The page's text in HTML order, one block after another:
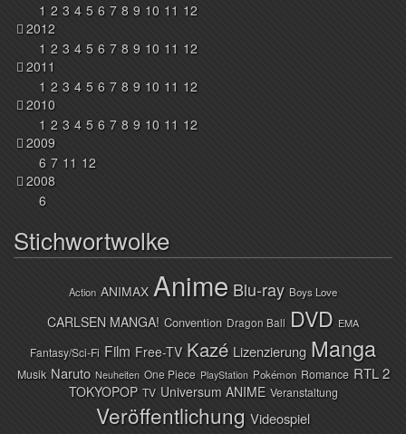
1 2 3 4 5 6 7 8 9 10 11 12
2012
1 2 3 4 5 6 7 8 9 10 11 12
2011
1 2 3 4 5 6 7 8 9 10 11 12
2010
1 2 3 4 5 6 7 8 9 10 11 12
2009
6 7 11 12
2008
6
Stichwortwolke
Action ANIMAX Anime Blu-ray Boys Love
CARLSEN MANGA! Convention Dragon Ball DVD EMA
Fantasy/Sci-Fi Film Free-TV Kazé Lizenzierung Manga
Musik Naruto Neuheiten One Piece PlayStation Pokémon Romance RTL 2
TOKYOPOP TV Universum ANIME Veranstaltung
Veröffentlichung Videospiel